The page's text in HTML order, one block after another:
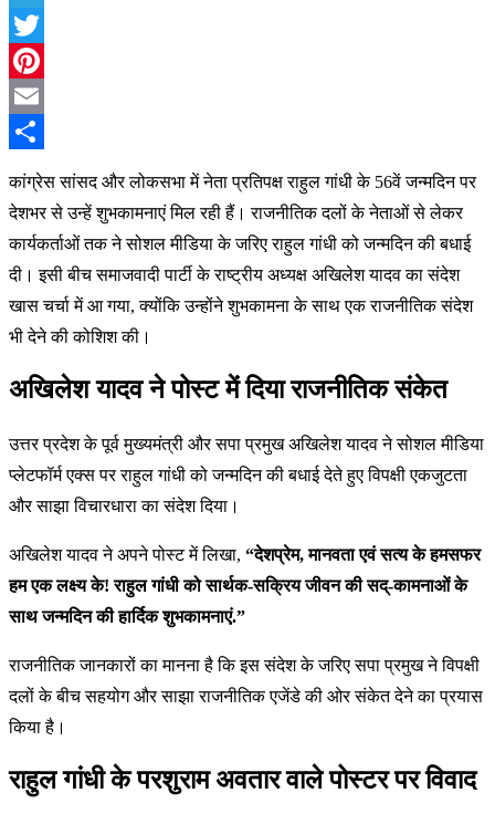
Telegram
Twitter
Pinterest
Email
कांग्रेस सांसद और लोकसभा में नेता प्रतिपक्ष राहुल गांधी के 56वें जन्मदिन पर
देशभर से उन्हें शुभकामनाएं मिल रही हैं। राजनीतिक दलों के नेताओं से लेकर
कार्यकर्ताओं तक ने सोशल मीडिया के जरिए राहुल गांधी को जन्मदिन की बधाई
दी। इसी बीच समाजवादी पार्टी के राष्ट्रीय अध्यक्ष अखिलेश यादव का संदेश
खास चर्चा में आ गया, क्योंकि उन्होंने शुभकामना के साथ एक राजनीतिक संदेश
भी देने की कोशिश की।
अखिलेश यादव ने पोस्ट में दिया राजनीतिक संकेत
उत्तर प्रदेश के पूर्व मुख्यमंत्री और सपा प्रमुख अखिलेश यादव ने सोशल मीडिया
प्लेटफॉर्म एक्स पर राहुल गांधी को जन्मदिन की बधाई देते हुए विपक्षी एकजुटता
और साझा विचारधारा का संदेश दिया।
अखिलेश यादव ने अपने पोस्ट में लिखा, “देशप्रेम, मानवता एवं सत्य के हमसफर
हम एक लक्ष्य के! राहुल गांधी को सार्थक-सक्रिय जीवन की सद्-कामनाओं के
साथ जन्मदिन की हार्दिक शुभकामनाएं.”
राजनीतिक जानकारों का मानना है कि इस संदेश के जरिए सपा प्रमुख ने विपक्षी
दलों के बीच सहयोग और साझा राजनीतिक एजेंडे की ओर संकेत देने का प्रयास
किया है।
राहुल गांधी के परशुराम अवतार वाले पोस्टर पर विवाद